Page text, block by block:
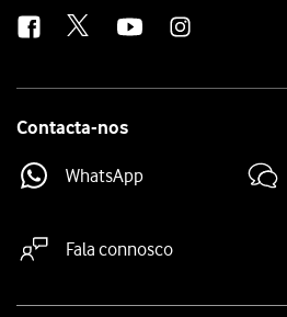
Contacta-nos
WhatsApp
Fala connosco